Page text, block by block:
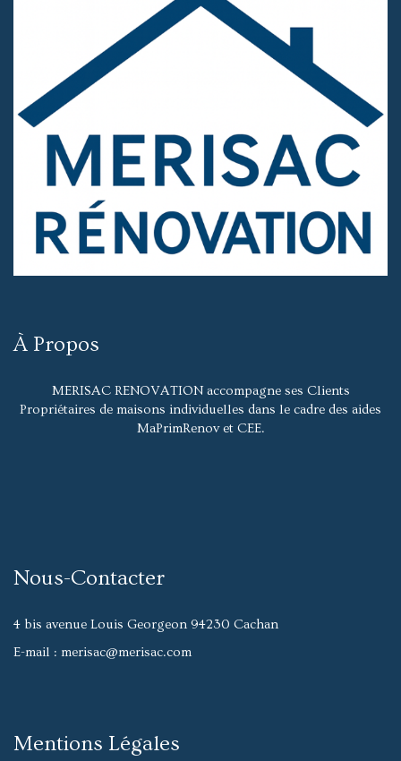
À Propos
MERISAC RENOVATION accompagne ses Clients
Propriétaires de maisons individuelles dans le cadre des aides
MaPrimRenov et CEE.
Nous-Contacter
4 bis avenue Louis Georgeon 94230 Cachan
E-mail : merisac@merisac.com
Mentions Légales